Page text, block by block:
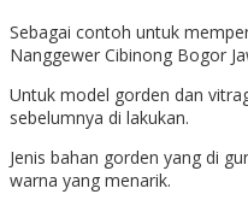
Sebagai contoh untuk
Nanggewer Cibinong Bogor
Untuk model gorden dan
sebelumnya di lakukan.
Jenis bahan gorden yang di
warna yang menarik.